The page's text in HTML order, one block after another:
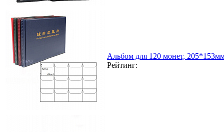
Альбом для 120 монет,
Рейтинг: